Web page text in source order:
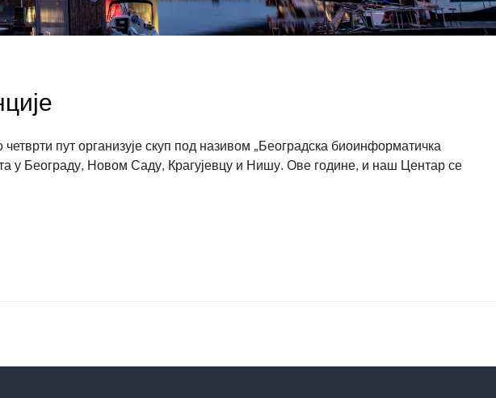
пут организује скуп под називом „Београдска биоинформатичка
у Београду, Новом Саду, Крагујевцу и Нишу. Ове године, и наш Центар се